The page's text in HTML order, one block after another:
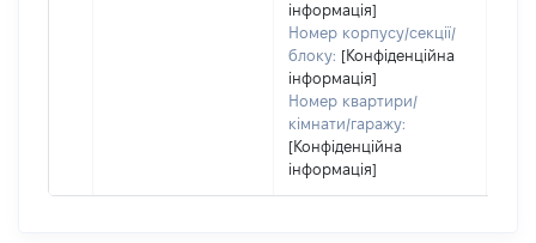
інформація]
Номер корпусу/секції/
блоку: [Конфіденційна
інформація]
Номер квартири/
кімнати/гаражу:
[Конфіденційна
інформація]